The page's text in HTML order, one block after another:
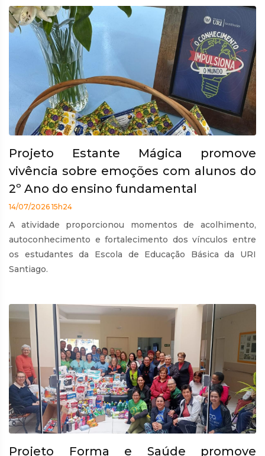
Projeto Estante Mágica promove
vivência sobre emoções com alunos do
2º Ano do ensino fundamental
14/07/2026 15h24
A atividade proporcionou momentos de acolhimento,
autoconhecimento e fortalecimento dos vínculos entre
os estudantes da Escola de Educação Básica da URI
Santiago.
Projeto Forma e Saúde promove